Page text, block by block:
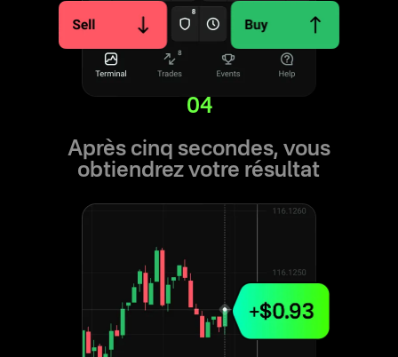
04
Après cinq secondes, vous
obtiendrez votre résultat